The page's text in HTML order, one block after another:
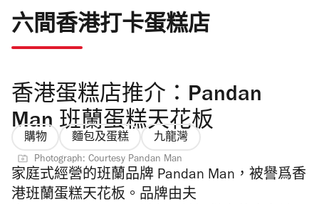
六間香港打卡蛋糕店
香港蛋糕店推介：Pandan
Man 班蘭蛋糕天花板
購物 麵包及蛋糕 九龍灣
Photograph: Courtesy Pandan Man
家庭式經營的班蘭品牌 Pandan Man ，被譽爲香
港班蘭蛋糕天花板。 品牌由夫